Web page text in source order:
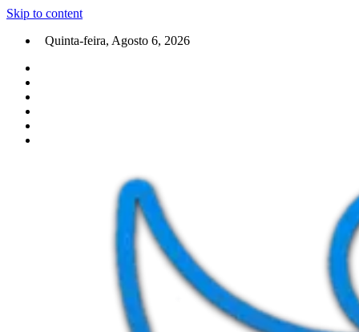
Skip to content
Quinta-feira, Agosto 6, 2026